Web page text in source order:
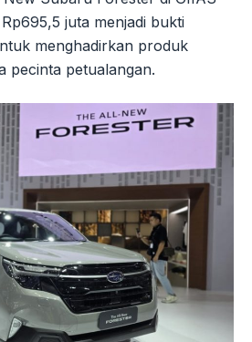
juta menjadi bukti
menghadirkan produk
pecinta petualangan.